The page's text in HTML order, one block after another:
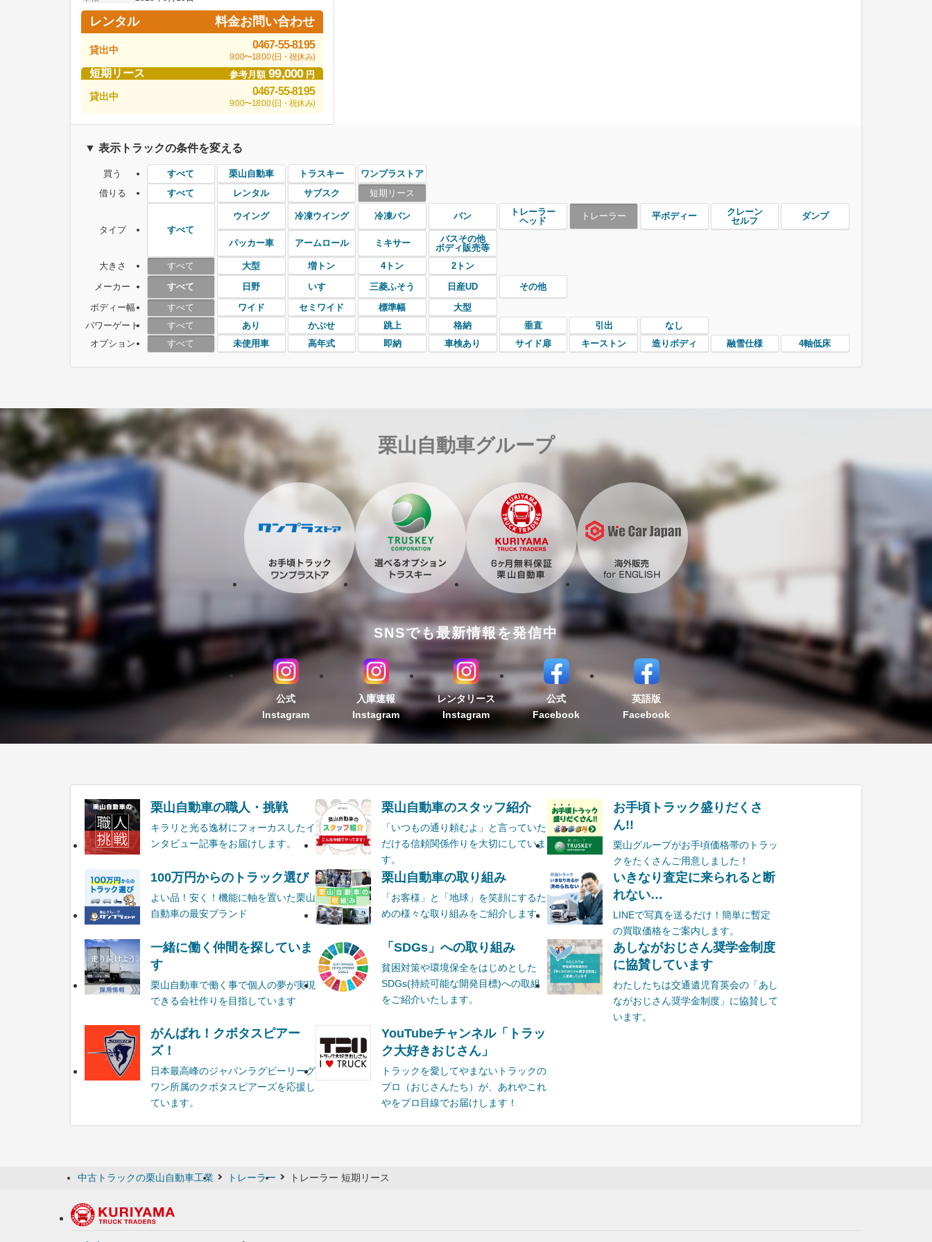
レンタル 料金お問い合わせ
貸出中 0467-55-8195
9:00〜18:00 (日・祝休み)
短期リース 参考月額99,000円
貸出中 0467-55-8195
9:00〜18:00 (日・祝休み)
▼ 表示トラックの条件を変える
買う すべて 栗山自動車 トラスキー
ワンプラストア
借りる
すべて レンタル サブスク 短期リース
タイプ すべて
ウイング 冷凍ウイング 冷凍バン バン
トレーラー
ヘッド
トレーラー 平ボディー
クレーン
セルフ
ダンプ
パッカー車 アームロール ミキサー
バスその他
ボディ販売等
大きさ
すべて 大型 増トン 4トン
2トン
メーカー
すべて 日野 いすゞ 三菱ふそう 日産UD
その他
ボディー幅
すべて ワイド セミワイド 標準幅
大型
パワーゲート
すべて あり かぶせ 跳上 格納 垂直 引出
なし
オプション
すべて 未使用車 高年式 即納 車検あり サイド扉 キーストン 造りボディ 融雪仕様 4軸低床
栗山自動車グループ
SNSでも最新情報を発信中
公式
Instagram
入庫速報
Instagram
レンタリース
Instagram
公式
Facebook
英語版
Facebook
栗山自動車の職人・挑戦
キラリと光る逸材にフォーカスしたイ
ンタビュー記事をお届けします。
栗山自動車のスタッフ紹介
「いつもの通り頼むよ」と言っていた
だける信頼関係作りを大切にしていま
す。
お手頃トラック盛りだくさ
ん!!
栗山グループがお手頃価格帯のトラッ
クをたくさんご用意しました！
100万円からのトラック選び
よい品！安く！機能に軸を置いた栗山
自動車の最安ブランド
栗山自動車の取り組み
「お客様」と「地球」を笑顔にするた
めの様々な取り組みをご紹介します。
いきなり査定に来られると断
れない…
LINEで写真を送るだけ！簡単に暫定
の買取価格をご案内します。
一緒に働く仲間を探していま
す
栗山自動車で働く事で個人の夢が実現
できる会社作りを目指しています
「SDGs」への取り組み
貧困対策や環境保全をはじめとした
SDGs(持続可能な開発目標)への取組
をご紹介いたします。
あしながおじさん奨学金制度
に協賛しています
わたしたちは交通遺児育英会の「あし
ながおじさん奨学金制度」に協賛して
います。
がんばれ！クボタスピアー
ズ！
日本最高峰のジャパンラグビーリーグ
ワン所属のクボタスピアーズを応援し
ています。
YouTubeチャンネル「トラッ
ク大好きおじさん」
トラックを愛してやまないトラックの
プロ（おじさんたち）が、あれやこれ
やをプロ目線でお届けします！
中古トラックの栗山自動車工業 トレーラー トレーラー 短期リース